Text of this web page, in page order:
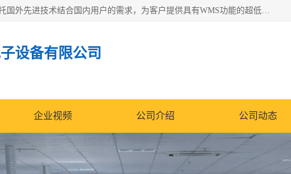
苏州纳冠电子设备有限公司位于苏州市相城区；我司依托国外先进技术结合国内用户的需求，为客户提供具有WMS功能的超低湿快速除湿电子防潮，压缩空气连续干燥柜、智能物料管理氮气储物柜、自制氮氮气柜、防潮氮气组合柜、不锈钢洁净氮气柜、洁净储物柜、石墨舟柜、亮灯导引丝网板存储柜、PCB柔性板气密干燥柜等
设备有限公司
企业视频 公司介绍 公司动态